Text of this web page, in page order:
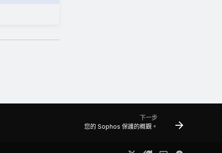
下一步
您的 Sophos 保護的概觀。